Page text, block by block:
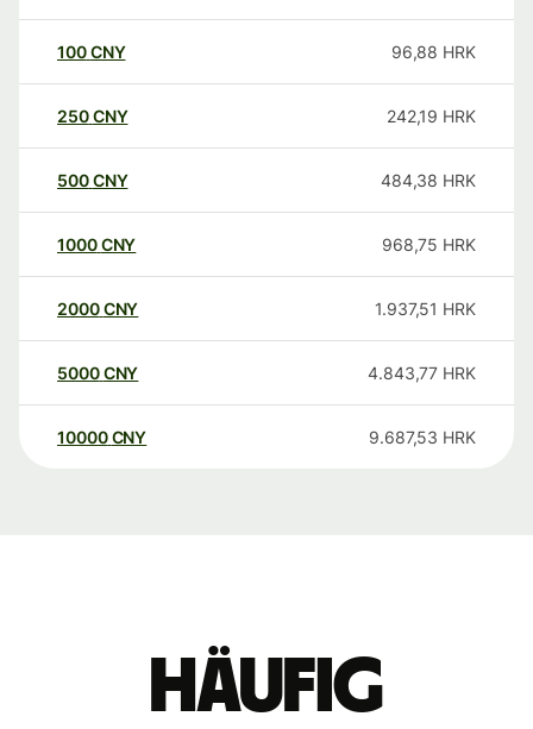
100CNY 96,88 HRK
250CNY 242,19 HRK
500CNY 484,38 HRK
1000CNY 968,75 HRK
2000CNY 1.937,51 HRK
5000CNY 4.843,77 HRK
10000 CNY 9.687,53 HRK
Häufig